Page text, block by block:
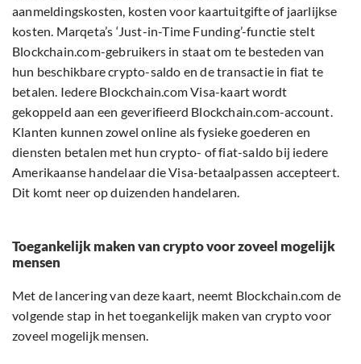
aanmeldingskosten, kosten voor kaartuitgifte of jaarlijkse
kosten. Marqeta’s ‘Just-in-Time Funding’-functie stelt
Blockchain.com-gebruikers in staat om te besteden van
hun beschikbare crypto-saldo en de transactie in fiat te
betalen. Iedere Blockchain.com Visa-kaart wordt
gekoppeld aan een geverifieerd Blockchain.com-account.
Klanten kunnen zowel online als fysieke goederen en
diensten betalen met hun crypto- of fiat-saldo bij iedere
Amerikaanse handelaar die Visa-betaalpassen accepteert.
Dit komt neer op duizenden handelaren.
Toegankelijk maken van crypto voor zoveel mogelijk
mensen
Met de lancering van deze kaart, neemt Blockchain.com de
volgende stap in het toegankelijk maken van crypto voor
zoveel mogelijk mensen.